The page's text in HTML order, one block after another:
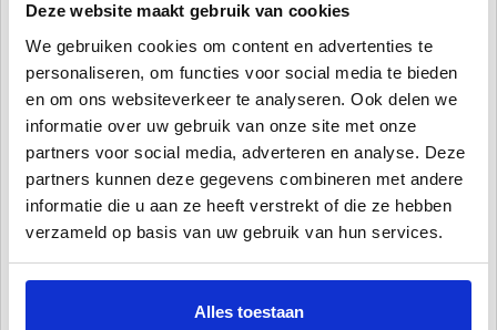
Deze website maakt gebruik van cookies
We gebruiken cookies om content en advertenties te
personaliseren, om functies voor social media te bieden
en om ons websiteverkeer te analyseren. Ook delen we
informatie over uw gebruik van onze site met onze
partners voor social media, adverteren en analyse. Deze
partners kunnen deze gegevens combineren met andere
informatie die u aan ze heeft verstrekt of die ze hebben
verzameld op basis van uw gebruik van hun services.
Alles toestaan
twee aansluitingen is stevig vastgelijmd om te voorkomen dat er
lucht in de slang komt. Hierdoor blijft de zuigkracht optimaal, iets
wat gewone zwembadslangen niet altijd kunnen garanderen.
Hoe ga je te werk?
Het is van essentieel belang dat de bodemzuigerslang volledig met
water gevuld is. De niet-verlijmde aansluiting wordt aan de
bodemzuiger bevestigd, die onder water ligt. De verlijmde kant sluit
aan op het vacuümdeksel van de skimmer. Dankzij de kracht van
het zandfilter, waar de vuildeeltjes worden gefilterd. Het
gezuiverde water wordt vervolgens weer via de